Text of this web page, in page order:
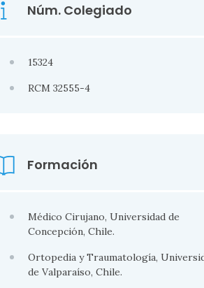
Núm. Colegiado
15324
RCM 32555-4
Formación
Médico Cirujano, Universidad de
Concepción, Chile.
Ortopedia y Traumatología,
de Valparaíso, Chile.